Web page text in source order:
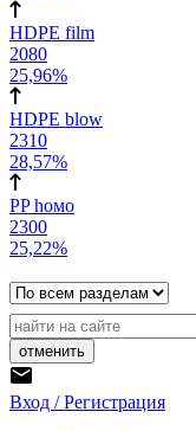
HDPE film
2080
25,96%
HDPE blow
2310
28,57%
PP hомо
2300
25,22%
отменить
Вход / Регистрация